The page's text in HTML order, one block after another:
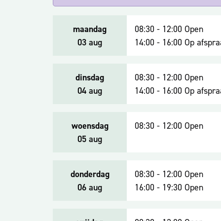
maandag
03 aug
2026
08:30 - 12:00 Open
14:00 - 16:00 Op
dinsdag
04 aug
2026
08:30 - 12:00 Open
14:00 - 16:00 Op
woensdag
05 aug
2026
08:30 - 12:00 Open
donderdag
06 aug
2026
08:30 - 12:00 Open
16:00 - 19:30 Open